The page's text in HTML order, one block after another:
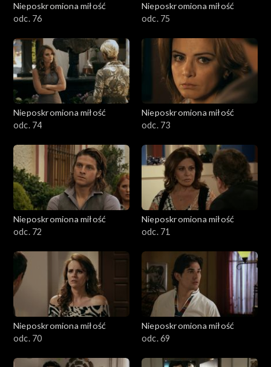
Nieposkromiona miłość
odc. 76
Nieposkromiona miłość
odc. 75
Nieposkromiona miłość
odc. 74
Nieposkromiona miłość
odc. 73
Nieposkromiona miłość
odc. 72
Nieposkromiona miłość
odc. 71
Nieposkromiona miłość
odc. 70
Nieposkromiona miłość
odc. 69